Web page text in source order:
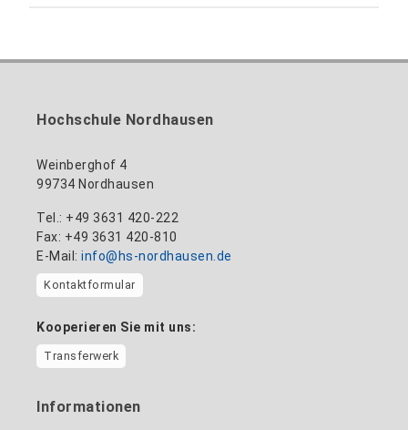
Gebäude 12 (Erdgeschoss)
mandy.tabatt@hs-nordhausen.de
Gebäude 11, Raum 11.0101
Hochschule Nordhausen
Weinberghof 4
99734 Nordhausen
Tel.: +49 3631 420-222
Fax: +49 3631 420-810
E-Mail: info@hs-nordhausen.de
Kontaktformular
Kooperieren Sie mit uns:
Transferwerk
Informationen